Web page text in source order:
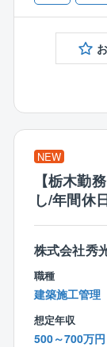
ることが多
同社では、
理アプリシ
直接現場へ
ール・現状
見た目の美し
装設計・図
＜入社後の
入社後は、3
・座学研修
∟CADの使い
す。
・先輩社員と
∟まずは図
ト。
・独り立ち
∟未経験者で
経験者には
＜仕事の魅力＞
◆お客様の理
「こんな家を
■設計事務所
■建設業者
NEW
【栃木勤
し/年間休
株式会社秀
職種
建築施工管理
想定年収
500～700万円